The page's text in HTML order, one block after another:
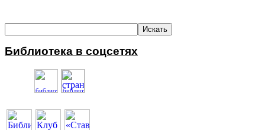
Библиотека в соцсетях